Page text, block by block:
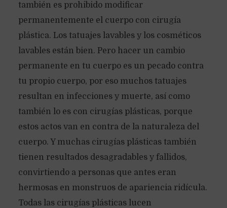
también es prohibido modificar
permanentemente el cuerpo con cirugía
plástica. Los tatuajes lavables y los cosméticos
lavables están bien. Pero hacer un cambio
permanente en tu cuerpo es un pecado contra
tu propio cuerpo, por eso muchos tatuajes
resultan en infecciones y muerte, así como
también lo es con cirugías plásticas, porque
estos actos van en contra de la naturaleza del
cuerpo. Y muchas cirugías plásticas también
tienen resultados desagradables y fallidos,
convirtiendo a personas que antes eran
hermosas en monstruos de apariencia ridícula.
Todas las cirugías plásticas lucen